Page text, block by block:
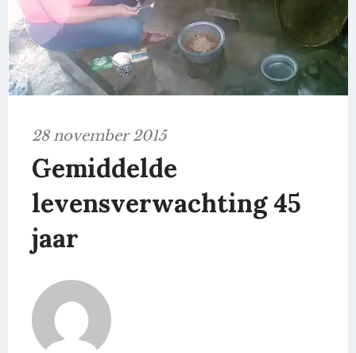
28 november 2015
Gemiddelde
levensverwachting 45
jaar